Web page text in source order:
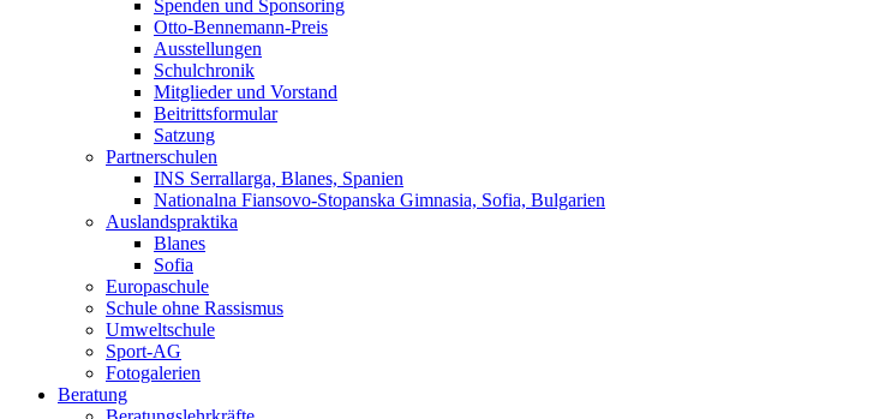
Spenden und Sponsoring
Otto-Bennemann-Preis
Ausstellungen
Schulchronik
Mitglieder und Vorstand
Beitrittsformular
Satzung
Partnerschulen
INS Serrallarga, Blanes, Spanien
Nationalna Fiansovo-Stopanska Gimnasia, Sofia, Bulgarien
Auslandspraktika
Blanes
Sofia
Europaschule
Schule ohne Rassismus
Umweltschule
Sport-AG
Fotogalerien
Beratung